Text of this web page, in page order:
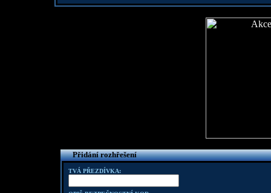
Přidání rozhřešení
TVÁ PŘEZDÍVKA: